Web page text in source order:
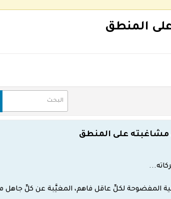
المنطق
مشاغبته على المنطق
المفضوحة لكلِّ عاقل فاهم، المغيَّبة عن كلِّ جاهل